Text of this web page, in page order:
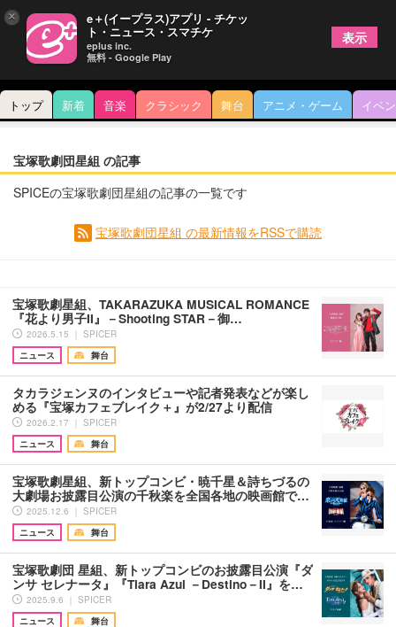
トップ 新着 音楽 クラシック 舞台 アニメ・ゲーム イベ
宝塚歌劇団星組 の記事
SPICEの宝塚歌劇団星組の記事の一覧です
宝塚歌劇団星組 の最新情報をRSSで購読
宝塚歌劇星組、TAKARAZUKA MUSICAL ROMANCE
『花より男子II』－Shooting STAR－御…
2026.5.15 ｜ SPICER
ニュース
舞台
タカラジェンヌのインタビューや記者発表などが楽し
める『宝塚カフェブレイク＋』が2/27より配信
2026.2.17 ｜ SPICER
ニュース
舞台
宝塚歌劇星組、新トップコンビ・暁千星＆詩ちづるの
大劇場お披露目公演の千秋楽を全国各地の映画館で…
2025.12.6 ｜ SPICER
ニュース
舞台
宝塚歌劇団 星組、新トップコンビのお披露目公演『ダ
ンサ セレナータ』『Tiara Azul －Destino－II』を…
2025.9.6 ｜ SPICER
ニュース
舞台
× e＋(イープラス)アプリ - チケッ
ト・ニュース・スマチケ
eplus inc.
無料 - Google Play
表示